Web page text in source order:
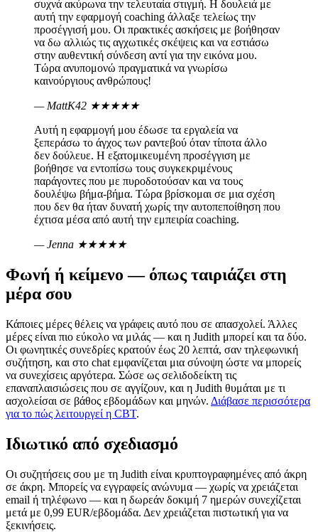
συχνά ακύρωνα την τελευταία στιγμή. Η δουλειά με
αυτή την εφαρμογή coaching άλλαξε τελείως την
προσέγγισή μου. Οι πρακτικές ασκήσεις με βοήθησαν
να δω αλλιώς τις αγχωτικές σκέψεις και να εστιάσω
στην αυθεντική σύνδεση αντί για την εικόνα μου.
Τώρα ανυπομονώ πραγματικά να γνωρίσω
καινούργιους ανθρώπους!
— MattK42 ★★★★★
Αυτή η εφαρμογή μου έδωσε τα εργαλεία να
ξεπεράσω το άγχος των ραντεβού όταν τίποτα άλλο
δεν δούλευε. Η εξατομικευμένη προσέγγιση με
βοήθησε να εντοπίσω τους συγκεκριμένους
παράγοντες που με πυροδοτούσαν και να τους
δουλέψω βήμα-βήμα. Τώρα βρίσκομαι σε μια σχέση
που δεν θα ήταν δυνατή χωρίς την αυτοπεποίθηση που
έχτισα μέσα από αυτή την εμπειρία coaching.
— Jenna ★★★★★
Φωνή ή κείμενο — όπως ταιριάζει στη
μέρα σου
Κάποιες μέρες θέλεις να γράφεις αυτό που σε απασχολεί. Άλλες
μέρες είναι πιο εύκολο να μιλάς — και η Judith μπορεί και τα δύο.
Οι φωνητικές συνεδρίες κρατούν έως 20 λεπτά, σαν τηλεφωνική
συζήτηση, και στο chat εμφανίζεται μια σύνοψη ώστε να μπορείς
να συνεχίσεις αργότερα. Σώσε ως σελιδοδείκτη τις
επαναπλαισιώσεις που σε αγγίζουν, και η Judith θυμάται με τι
ασχολείσαι σε βάθος εβδομάδων και μηνών. Διάβασε περισσότερα
για το πώς λειτουργεί η CBT.
Ιδιωτικό από σχεδιασμό
Οι συζητήσεις σου με τη Judith είναι κρυπτογραφημένες από άκρη
σε άκρη. Μπορείς να εγγραφείς ανώνυμα — χωρίς να χρειάζεται
email ή τηλέφωνο — και η δωρεάν δοκιμή 7 ημερών συνεχίζεται
μετά με 0,99 EUR/εβδομάδα. Δεν χρειάζεται πιστωτική για να
ξεκινήσεις.